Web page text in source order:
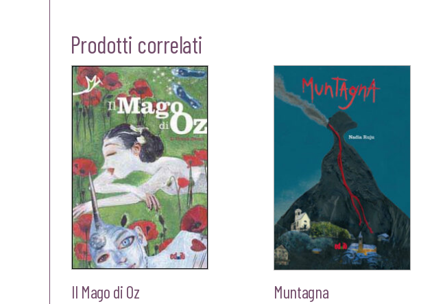
Prodotti correlati
Il Mago di Oz Muntagna